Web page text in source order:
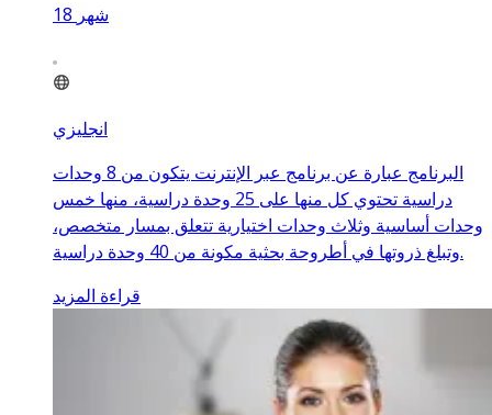
18 شهر
انجليزي
البرنامج عبارة عن برنامج عبر الإنترنت يتكون من 8 وحدات
دراسية تحتوي كل منها على 25 وحدة دراسية، منها خمس
وحدات أساسية وثلاث وحدات اختيارية تتعلق بمسار متخصص،
وتبلغ ذروتها في أطروحة بحثية مكونة من 40 وحدة دراسية.
قراءة المزيد